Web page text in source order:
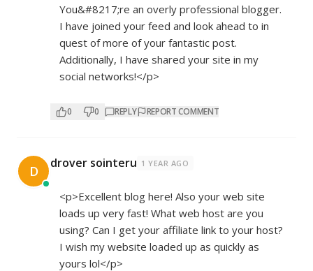
You&#8217;re an overly professional blogger.
I have joined your feed and look ahead to in
quest of more of your fantastic post.
Additionally, I have shared your site in my
social networks!</p>
0 0 REPLY REPORT COMMENT
D drover sointeru 1 YEAR AGO
<p>Excellent blog here! Also your web site
loads up very fast! What web host are you
using? Can I get your affiliate link to your host?
I wish my website loaded up as quickly as
yours lol</p>